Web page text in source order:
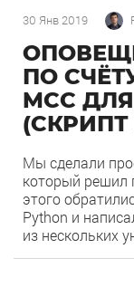
30 Янв 2019
ПО
MCC ДЛЯ
(СКРИПТ
Мы сделали
который решил
этого
Python и
из нескольких